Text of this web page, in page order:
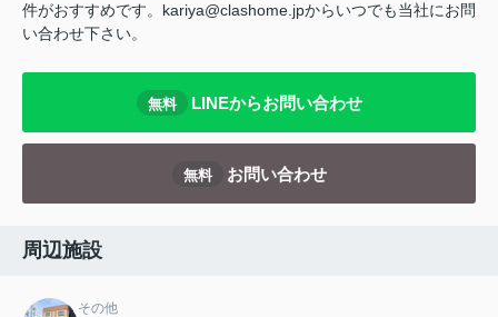
件がおすすめです。kariya@clashome.jpからいつでも当社にお問
い合わせ下さい。
無料 LINEからお問い合わせ
無料 お問い合わせ
周辺施設
その他